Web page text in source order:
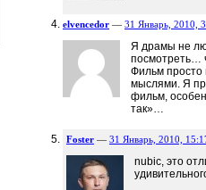
elvencedor — 31 Январь, 2010,
Я драмы не
посмотреть…
Фильм просто
мыслями. Я
фильм,
так»…
Foster — 31 Январь, 2010,
nubic, это